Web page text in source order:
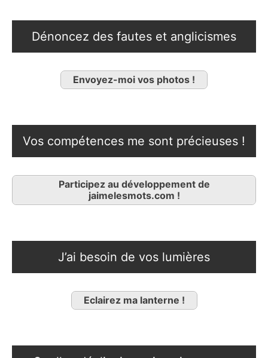
Dénoncez des fautes et anglicismes
Envoyez-moi vos photos !
Vos compétences me sont précieuses !
Participez au développement de
jaimelesmots.com !
J’ai besoin de vos lumières
Eclairez ma lanterne !